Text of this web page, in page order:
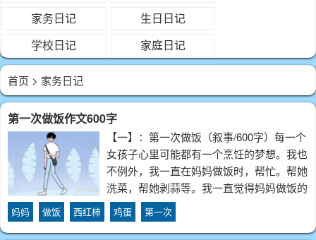
家务日记
生日日记
学校日记
家庭日记
首页 > 家务日记
第一次做饭作文600字
【一】：第一次做饭（叙事/600字）每一个
女孩子心里可能都有一个烹饪的梦想。我也
不例外，我一直在妈妈做饭时，帮忙。帮她
洗菜，帮她剥蒜等。我一直觉得妈妈做饭的
样子很帅气也很温柔，但是妈妈平时是不让
我自己做饭的，她害怕我不会使用刀具以及
妈妈 做饭 西红柿 鸡蛋 第一次